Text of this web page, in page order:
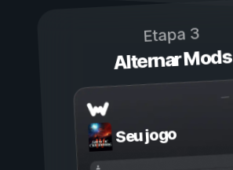
Etapa 3
Alternar Mods
Seu jogo